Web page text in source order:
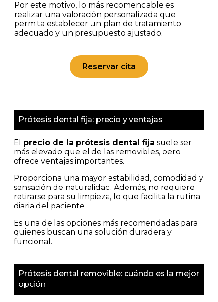
Por este motivo, lo más recomendable es
realizar una valoración personalizada que
permita establecer un plan de tratamiento
adecuado y un presupuesto ajustado.
Reservar cita
Prótesis dental fija: precio y ventajas
El precio de la prótesis dental fija suele ser
más elevado que el de las removibles, pero
ofrece ventajas importantes.
Proporciona una mayor estabilidad, comodidad y
sensación de naturalidad. Además, no requiere
retirarse para su limpieza, lo que facilita la rutina
diaria del paciente.
Es una de las opciones más recomendadas para
quienes buscan una solución duradera y
funcional.
Prótesis dental removible: cuándo es la mejor
opción